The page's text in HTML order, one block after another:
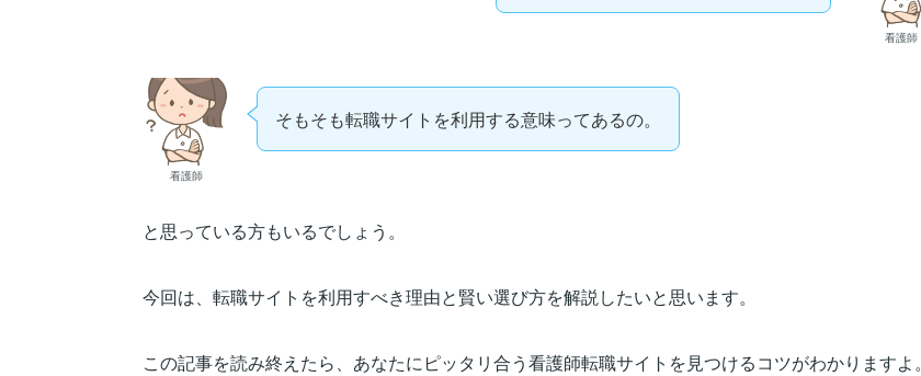
看護師
看護師
そもそも転職サイトを利用する意味ってあるの。
と思っている方もいるでしょう。
今回は、転職サイトを利用すべき理由と賢い選び方を解説したいと思います。
この記事を読み終えたら、あなたにピッタリ合う看護師転職サイトを見つけるコツがわかりますよ。